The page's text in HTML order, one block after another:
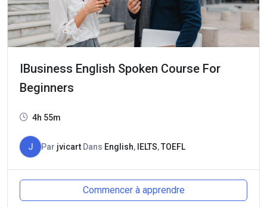
IBusiness English Spoken Course For
Beginners
4h 55m
J Par jvicart Dans English, IELTS,TOEFL
Commencer à apprendre